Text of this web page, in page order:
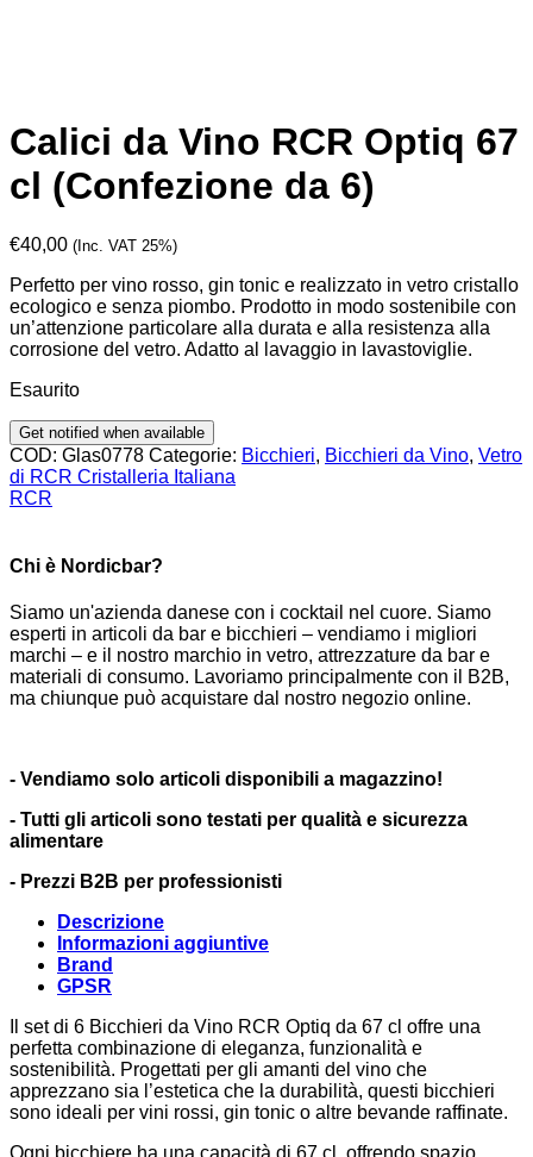
Calici da Vino RCR Optiq 67
cl (Confezione da 6)
€40,00 (Inc. VAT 25%)
Perfetto per vino rosso, gin tonic e realizzato in vetro cristallo
ecologico e senza piombo. Prodotto in modo sostenibile con
un’attenzione particolare alla durata e alla resistenza alla
corrosione del vetro. Adatto al lavaggio in lavastoviglie.
Esaurito
COD: Glas0778 Categorie: Bicchieri, Bicchieri da Vino, Vetro
di RCR Cristalleria Italiana
RCR
Chi è Nordicbar?
Siamo un'azienda danese con i cocktail nel cuore. Siamo
esperti in articoli da bar e bicchieri – vendiamo i migliori
marchi – e il nostro marchio in vetro, attrezzature da bar e
materiali di consumo. Lavoriamo principalmente con il B2B,
ma chiunque può acquistare dal nostro negozio online.
- Vendiamo solo articoli disponibili a magazzino!
- Tutti gli articoli sono testati per qualità e sicurezza
alimentare
- Prezzi B2B per professionisti
Descrizione
Informazioni aggiuntive
Brand
GPSR
Il set di 6 Bicchieri da Vino RCR Optiq da 67 cl offre una
perfetta combinazione di eleganza, funzionalità e
sostenibilità. Progettati per gli amanti del vino che
apprezzano sia l’estetica che la durabilità, questi bicchieri
sono ideali per vini rossi, gin tonic o altre bevande raffinate.